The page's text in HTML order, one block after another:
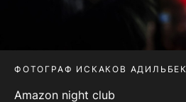
ФОТОГРАФ ИСКАКОВ АДИЛЬБЕК
Amazon night club